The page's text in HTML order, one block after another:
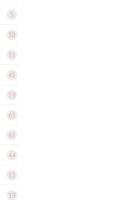
3
30
31
45
59
63
63
44
32
19